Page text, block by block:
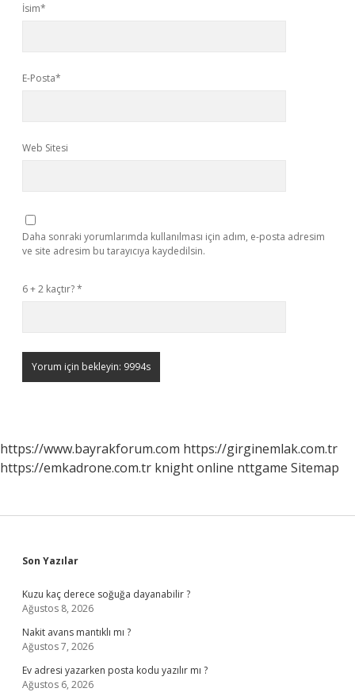
İsim*
E-Posta*
Web Sitesi
Daha sonraki yorumlarımda kullanılması için adım, e-posta adresim
ve site adresim bu tarayıcıya kaydedilsin.
6 + 2 kaçtır?*
https://www.bayrakforum.com https://girginemlak.com.tr
https://emkadrone.com.tr knight online nttgame Sitemap
Sidebar
Son Yazılar
Kuzu kaç derece soğuğa dayanabilir ?
Ağustos 8, 2026
Nakit avans mantıklı mı ?
Ağustos 7, 2026
Ev adresi yazarken posta kodu yazılır mı ?
Ağustos 6, 2026